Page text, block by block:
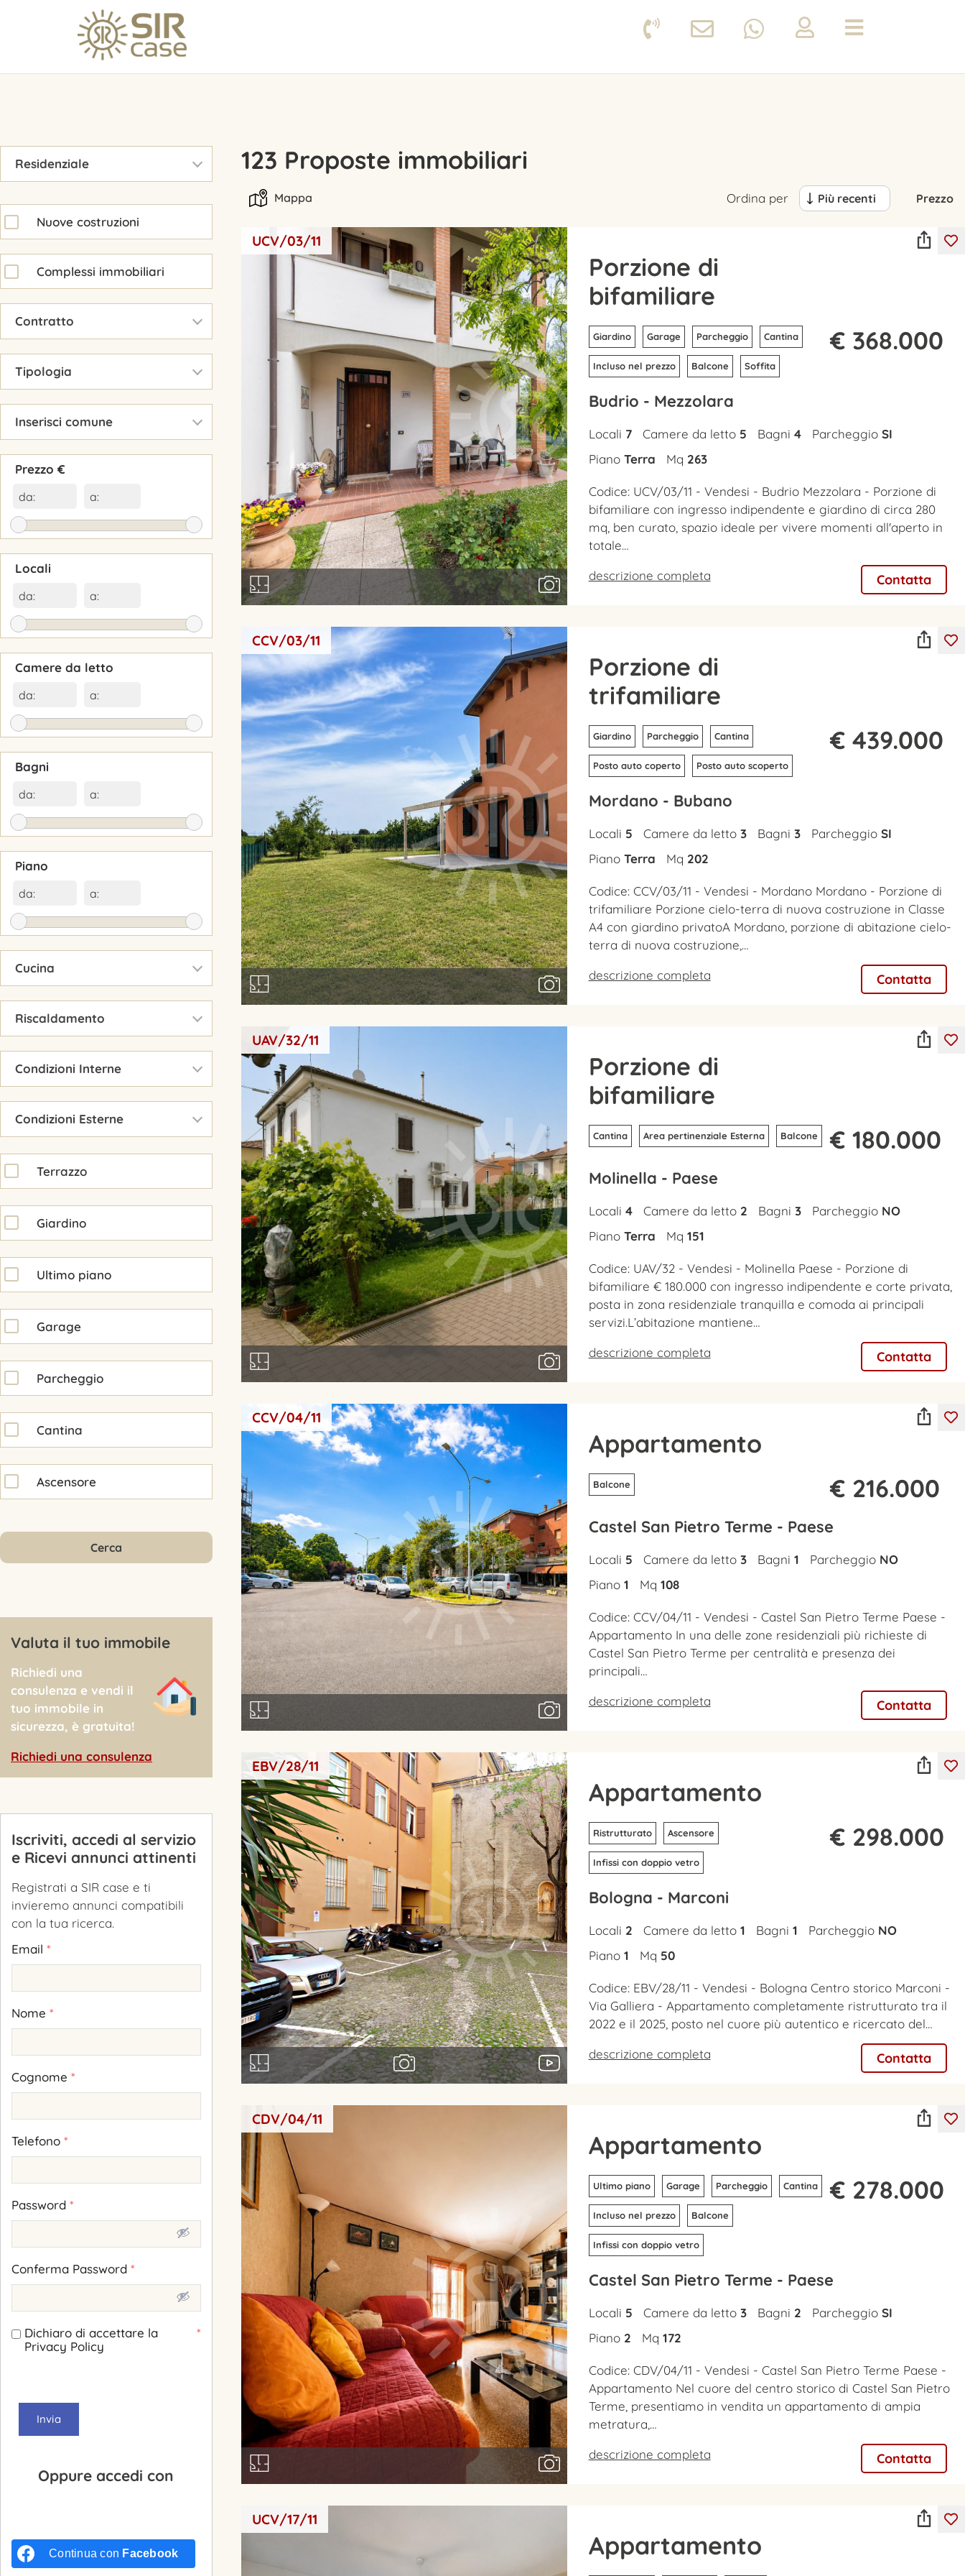
Residenziale
▾
Nuove costruzioni
Complessi immobiliari
Contratto
▾
Tipologia
▾
Inserisci comune
▾
Prezzo €
da: a:
Locali
da: a:
Camere da letto
da: a:
Bagni
da: a:
Piano
da: a:
Cucina
▾
Riscaldamento
▾
Condizioni Interne
▾
Condizioni Esterne
▾
Terrazzo
Giardino
Ultimo piano
Garage
Parcheggio
Cantina
Ascensore
Cerca
Valuta il tuo immobile
Richiedi una
consulenza e vendi il
tuo immobile in
sicurezza, è gratuita!
Richiedi una consulenza
Iscriviti, accedi al servizio
e Ricevi annunci attinenti
Registrati a SIR case e ti
invieremo annunci compatibili
con la tua ricerca.
Email *
Nome *
Cognome *
Telefono *
Password *
Conferma Password *
Dichiaro di accettare la
Privacy Policy
*
Invia
Oppure accedi con
Continua con Facebook
123 Proposte immobiliari
Mappa Ordina per Più recenti Prezzo
UCV/03/11
Porzione di
bifamiliare
Giardino Garage Parcheggio Cantina
Incluso nel prezzo Balcone Soffita
€ 368.000
Budrio - Mezzolara
Locali 7 Camere da letto 5 Bagni 4 Parcheggio SI
Piano Terra Mq 263
Codice: UCV/03/11 - Vendesi - Budrio Mezzolara - Porzione di
bifamiliare con ingresso indipendente e giardino di circa 280
mq, ben curato, spazio ideale per vivere momenti all'aperto in
totale…
descrizione completa
Contatta
CCV/03/11
Porzione di
trifamiliare
Giardino Parcheggio Cantina
Posto auto coperto Posto auto scoperto
€ 439.000
Mordano - Bubano
Locali 5 Camere da letto 3 Bagni 3 Parcheggio SI
Piano Terra Mq 202
Codice: CCV/03/11 - Vendesi - Mordano Mordano - Porzione di
trifamiliare Porzione cielo-terra di nuova costruzione in Classe
A4 con giardino privatoA Mordano, porzione di abitazione cielo-
terra di nuova costruzione,…
descrizione completa
Contatta
UAV/32/11
Porzione di
bifamiliare
Cantina Area pertinenziale Esterna Balcone € 180.000
Molinella - Paese
Locali 4 Camere da letto 2 Bagni 3 Parcheggio NO
Piano Terra Mq 151
Codice: UAV/32 - Vendesi - Molinella Paese - Porzione di
bifamiliare € 180.000 con ingresso indipendente e corte privata,
posta in zona residenziale tranquilla e comoda ai principali
servizi.L’abitazione mantiene…
descrizione completa
Contatta
CCV/04/11
Appartamento
Balcone € 216.000
Castel San Pietro Terme - Paese
Locali 5 Camere da letto 3 Bagni 1 Parcheggio NO
Piano 1 Mq 108
Codice: CCV/04/11 - Vendesi - Castel San Pietro Terme Paese -
Appartamento In una delle zone residenziali più richieste di
Castel San Pietro Terme per centralità e presenza dei
principali…
descrizione completa
Contatta
EBV/28/11
Appartamento
Ristrutturato Ascensore
Infissi con doppio vetro
€ 298.000
Bologna - Marconi
Locali 2 Camere da letto 1 Bagni 1 Parcheggio NO
Piano 1 Mq 50
Codice: EBV/28/11 - Vendesi - Bologna Centro storico Marconi -
Via Galliera - Appartamento completamente ristrutturato tra il
2022 e il 2025, posto nel cuore più autentico e ricercato del…
descrizione completa
Contatta
CDV/04/11
Appartamento
Ultimo piano Garage Parcheggio Cantina
Incluso nel prezzo Balcone
Infissi con doppio vetro
€ 278.000
Castel San Pietro Terme - Paese
Locali 5 Camere da letto 3 Bagni 2 Parcheggio SI
Piano 2 Mq 172
Codice: CDV/04/11 - Vendesi - Castel San Pietro Terme Paese -
Appartamento Nel cuore del centro storico di Castel San Pietro
Terme, presentiamo in vendita un appartamento di ampia
metratura,…
descrizione completa
Contatta
UCV/17/11
Appartamento